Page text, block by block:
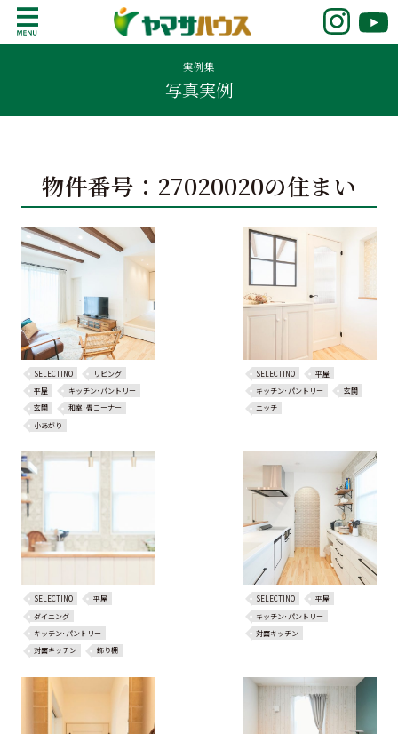
o
鹿児島で注文住宅ならヤマサハウス
新築の注文住宅や建売モデルハウスをお探し
の方はこちら。鹿児島県内で11年連続ナンバ
ーワンの実績を誇る、絆の家でおなじみの
ヤマサハウス。展示場情報や家づくりのこだ
実例集
写真実例
物件番号：27020020の住まい
SELECTINO
リビング
平屋
キッチン･パントリー
玄関
和室･畳コーナー
小あがり
SELECTINO
平屋
キッチン･パントリー
玄関
ニッチ
SELECTINO
平屋
ダイニング
キッチン･パントリー
対面キッチン
飾り棚
SELECTINO
平屋
キッチン･パントリー
対面キッチン